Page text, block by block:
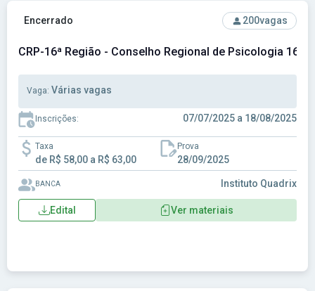
Ver concurso: CRP-16ª Região - Conselho Regional de
Encerrado 200vagas
CRP-16ª Região - Conselho Regional de Psicologia 16ª
Vaga: Várias vagas
Inscrições: 07/07/2025 a 18/08/2025
Taxa
de R$ 58,00 a R$ 63,00
Prova
28/09/2025
BANCA Instituto Quadrix
Edital Ver materiais